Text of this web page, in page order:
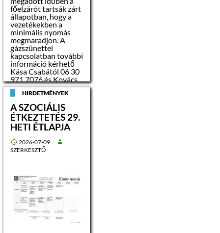
főelzárót tartsák zárt
állapotban, hogy a
vezetékekben a
minimális nyomás
megmaradjon. A
gázszünettel
kapcsolatban további
információ kérhető
Kása Csabától 06 30
971 7076 és Kovács
Istvántól 06 20 452
0499-es
telefonszámon.
HIRDETMÉNYEK
A SZOCIÁLIS
ÉTKEZTETÉS 29.
HETI ÉTLAPJA
2026-07-09
SZERKESZTŐ